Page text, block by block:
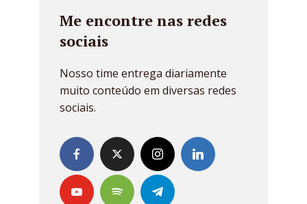
Me encontre nas redes
sociais
Nosso time entrega diariamente
muito conteúdo em diversas redes
sociais.